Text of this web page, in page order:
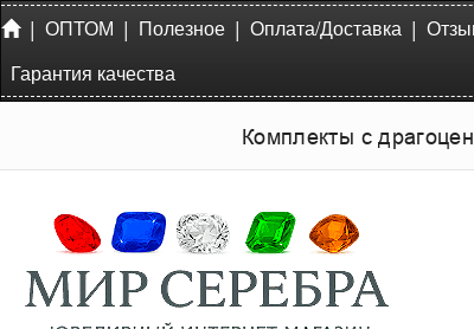
| ОПТОМ | Полезное | Оплата/Доставка |
Гарантия качества
Комплекты с